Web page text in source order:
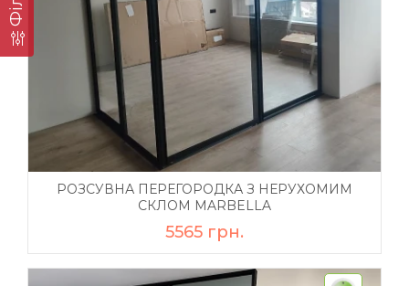
РОЗСУВНА ПЕРЕГОРОДКА З НЕРУХОМИМ
СКЛОМ MARBELLA
5565 грн.